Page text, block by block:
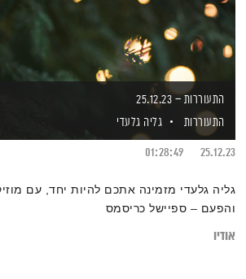
התעוררות – 25.12.23
התעוררות
גליה גלעדי
25.12.23
01:28:49
גליה גלעדי מזמינה אתכם להיות יחד, עם
והפעם – ספיישל כריסמס
אודיו